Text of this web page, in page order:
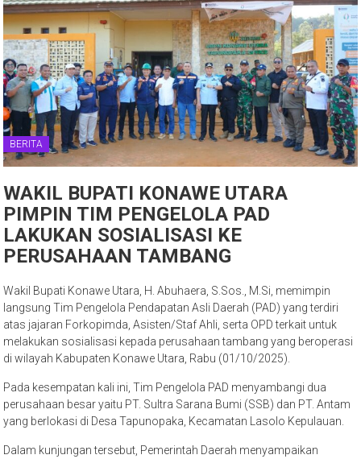
BERITA
WAKIL BUPATI KONAWE UTARA
PIMPIN TIM PENGELOLA PAD
LAKUKAN SOSIALISASI KE
PERUSAHAAN TAMBANG
Wakil Bupati Konawe Utara, H. Abuhaera, S.Sos., M.Si, memimpin
langsung Tim Pengelola Pendapatan Asli Daerah (PAD) yang terdiri
atas jajaran Forkopimda, Asisten/Staf Ahli, serta OPD terkait untuk
melakukan sosialisasi kepada perusahaan tambang yang beroperasi
di wilayah Kabupaten Konawe Utara, Rabu (01/10/2025).
Pada kesempatan kali ini, Tim Pengelola PAD menyambangi dua
perusahaan besar yaitu PT. Sultra Sarana Bumi (SSB) dan PT. Antam
yang berlokasi di Desa Tapunopaka, Kecamatan Lasolo Kepulauan.
Dalam kunjungan tersebut, Pemerintah Daerah menyampaikan